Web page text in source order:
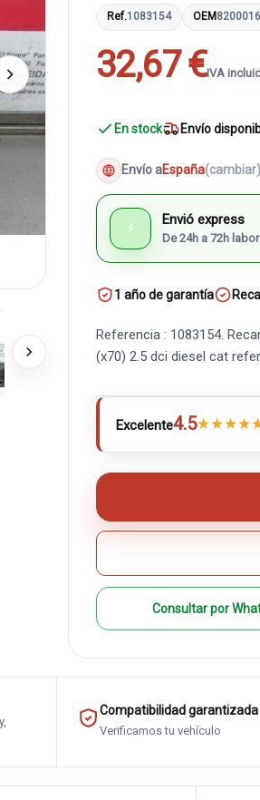
Ref.1083154 OEM
32,67 €IVA
En stock Envío
Envío aEspaña(cambiar)
⚡ Envió express
De 24h a 72h
1 año de garantía
Referencia : 1083154.
(x70) 2.5 dci diesel cat
Excelente4.5★★★★
Consultar por
Compatibilidad garantizada
Verificamos tu vehículo